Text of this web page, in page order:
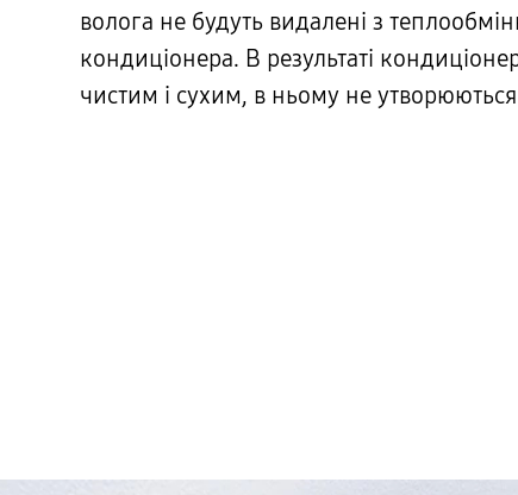
волога не будуть видалені з
кондиціонера. В результаті
чистим і сухим, в ньому не утворюються